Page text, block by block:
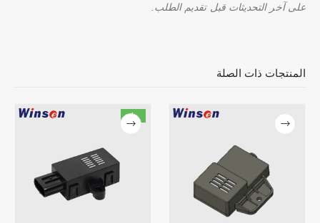
على آخر التحديثات قبل تقديم الطلب.
المنتجات ذات الصلة
حار
اتصل بنا